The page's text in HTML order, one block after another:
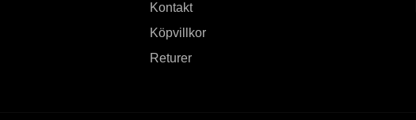
Kontakt
Köpvillkor
Returer